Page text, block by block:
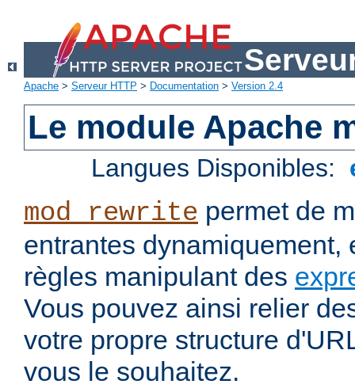
Apache > Serveur HTTP > Documentation > Version 2.4
Le module Apache
Langues Disponibles:
mod_rewrite permet de
entrantes dynamiquement,
règles manipulant des
Vous pouvez ainsi relier
votre propre structure
vous le souhaitez.